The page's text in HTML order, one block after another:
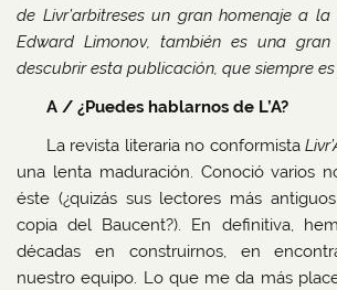
de Livr’arbitreses un gran homenaje a
Edward Limonov, también es una
descubrir esta publicación, que siempre
A / ¿Puedes hablarnos de L’A?
La revista literaria no conformista
una lenta maduración. Conoció varios
éste (¿quizás sus lectores más
copia del Baucent?). En definitiva,
décadas en construirnos, en
nuestro equipo. Lo que me da más